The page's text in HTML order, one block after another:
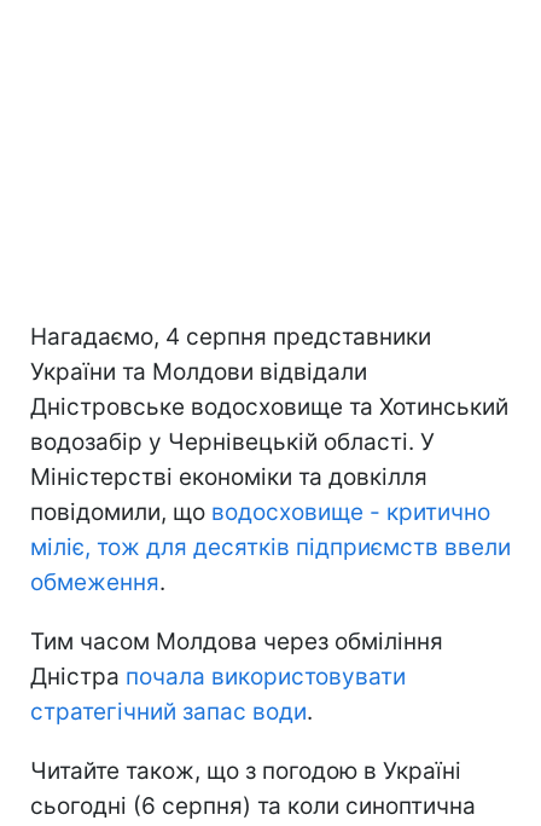
Нагадаємо, 4 серпня представники
України та Молдови відвідали
Дністровське водосховище та Хотинський
водозабір у Чернівецькій області. У
Міністерстві економіки та довкілля
повідомили, що водосховище - критично
міліє, тож для десятків підприємств ввели
обмеження.
Тим часом Молдова через обміління
Дністра почала використовувати
стратегічний запас води.
Читайте також, що з погодою в Україні
сьогодні (6 серпня) та коли синоптична